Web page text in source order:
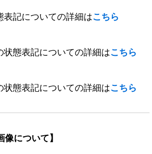
記についての詳細はこちら
態表記についての詳細はこちら
態表記についての詳細はこちら
像について】